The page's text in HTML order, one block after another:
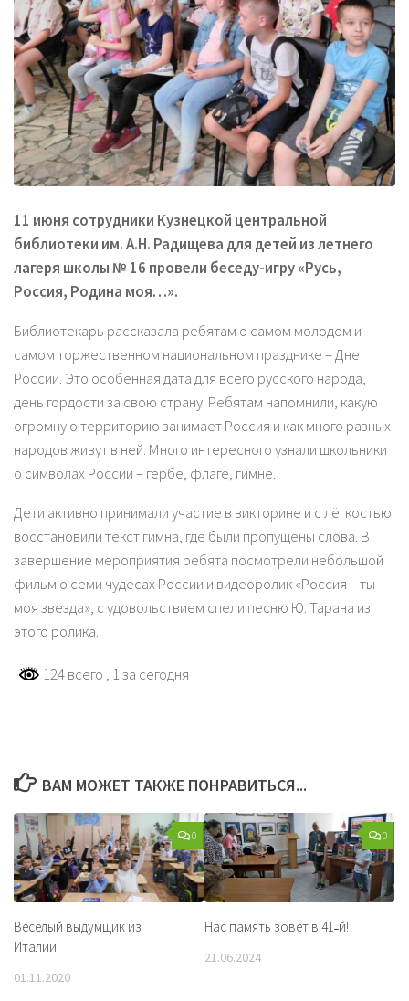
11 июня сотрудники Кузнецкой центральной
библиотеки им. А.Н. Радищева для детей из летнего
лагеря школы № 16 провели беседу-игру «Русь,
Россия, Родина моя…».
Библиотекарь рассказала ребятам о самом молодом и
самом торжественном национальном празднике – Дне
России. Это особенная дата для всего русского народа,
день гордости за свою страну. Ребятам напомнили, какую
огромную территорию занимает Россия и как много разных
народов живут в ней. Много интересного узнали школьники
о символах России – гербе, флаге, гимне.
Дети активно принимали участие в викторине и с лёгкостью
восстановили текст гимна, где были пропущены слова. В
завершение мероприятия ребята посмотрели небольшой
фильм о семи чудесах России и видеоролик «Россия – ты
моя звезда», с удовольствием спели песню Ю. Тарана из
этого ролика.
124 всего , 1 за сегодня
ВАМ МОЖЕТ ТАКЖЕ ПОНРАВИТЬСЯ...
0
Весёлый выдумщик из
Италии
01.11.2020
0
Нас память зовет в 41˗й!
21.06.2024